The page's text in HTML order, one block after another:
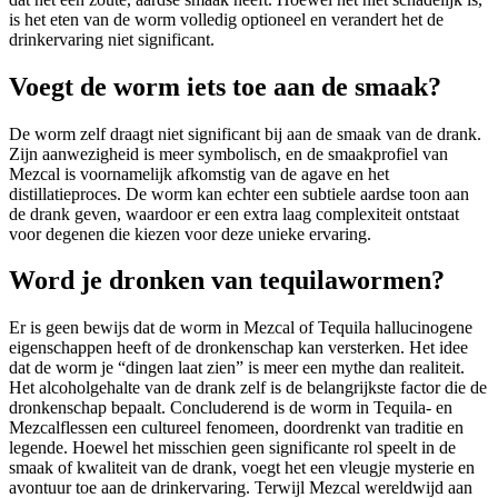
is het eten van de worm volledig optioneel en verandert het de
drinkervaring niet significant.
Voegt de worm iets toe aan de smaak?
De worm zelf draagt niet significant bij aan de smaak van de drank.
Zijn aanwezigheid is meer symbolisch, en de smaakprofiel van
Mezcal is voornamelijk afkomstig van de agave en het
distillatieproces. De worm kan echter een subtiele aardse toon aan
de drank geven, waardoor er een extra laag complexiteit ontstaat
voor degenen die kiezen voor deze unieke ervaring.
Word je dronken van tequilawormen?
Er is geen bewijs dat de worm in Mezcal of Tequila hallucinogene
eigenschappen heeft of de dronkenschap kan versterken. Het idee
dat de worm je “dingen laat zien” is meer een mythe dan realiteit.
Het alcoholgehalte van de drank zelf is de belangrijkste factor die de
dronkenschap bepaalt. Concluderend is de worm in Tequila- en
Mezcalflessen een cultureel fenomeen, doordrenkt van traditie en
legende. Hoewel het misschien geen significante rol speelt in de
smaak of kwaliteit van de drank, voegt het een vleugje mysterie en
avontuur toe aan de drinkervaring. Terwijl Mezcal wereldwijd aan